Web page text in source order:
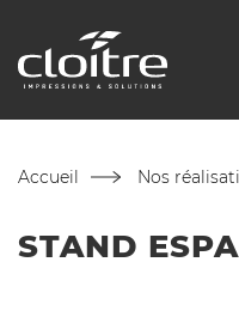
Accueil Nos
STAND